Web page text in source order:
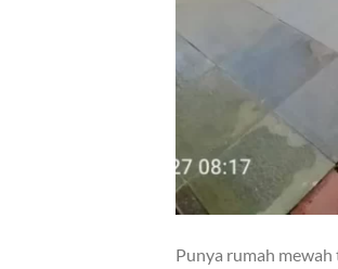
Punya rumah mewah